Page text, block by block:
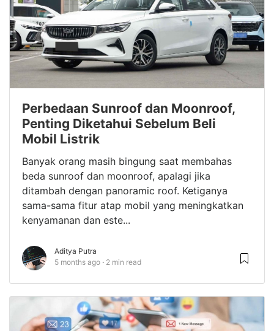
Perbedaan Sunroof dan Moonroof,
Penting Diketahui Sebelum Beli
Mobil Listrik
Banyak orang masih bingung saat membahas
beda sunroof dan moonroof, apalagi jika
ditambah dengan panoramic roof. Ketiganya
sama-sama fitur atap mobil yang meningkatkan
kenyamanan dan este...
Aditya Putra
5 months ago
2 min read